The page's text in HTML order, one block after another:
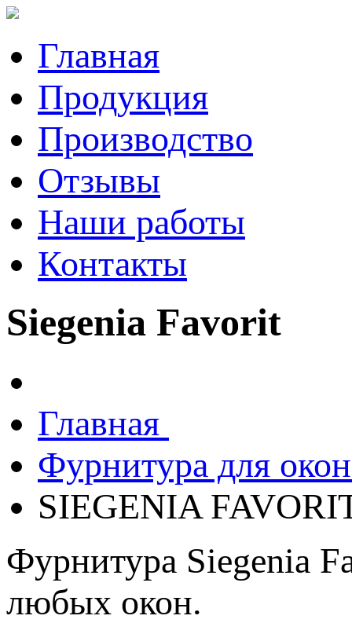
Главная
Продукция
Производство
Отзывы
Наши работы
Контакты
Siegenia Favorit
Главная
Фурнитура для
SIEGENIA
Фурнитура Siegenia
любых окон.